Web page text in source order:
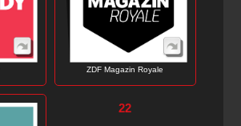
ZDF Magazin Royale
22